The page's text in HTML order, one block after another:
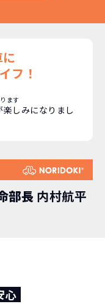
持ちよ
フ！
ます
しみになりまし
部長 内村航平
心